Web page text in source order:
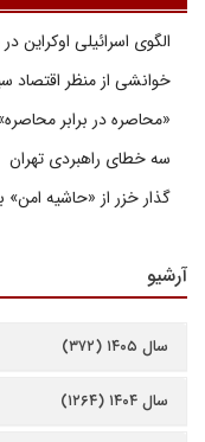
الگوی اسرائیلی اوکراین در
خوانشی از منظر اقتصاد
«محاصره در برابر
سه خطای راهبردی تهران
گذار خزر از «حاشیه امن»
آرشیو
سال ۱۴۰۵ (۳۷۲)
سال ۱۴۰۴ (۱۲۶۴)